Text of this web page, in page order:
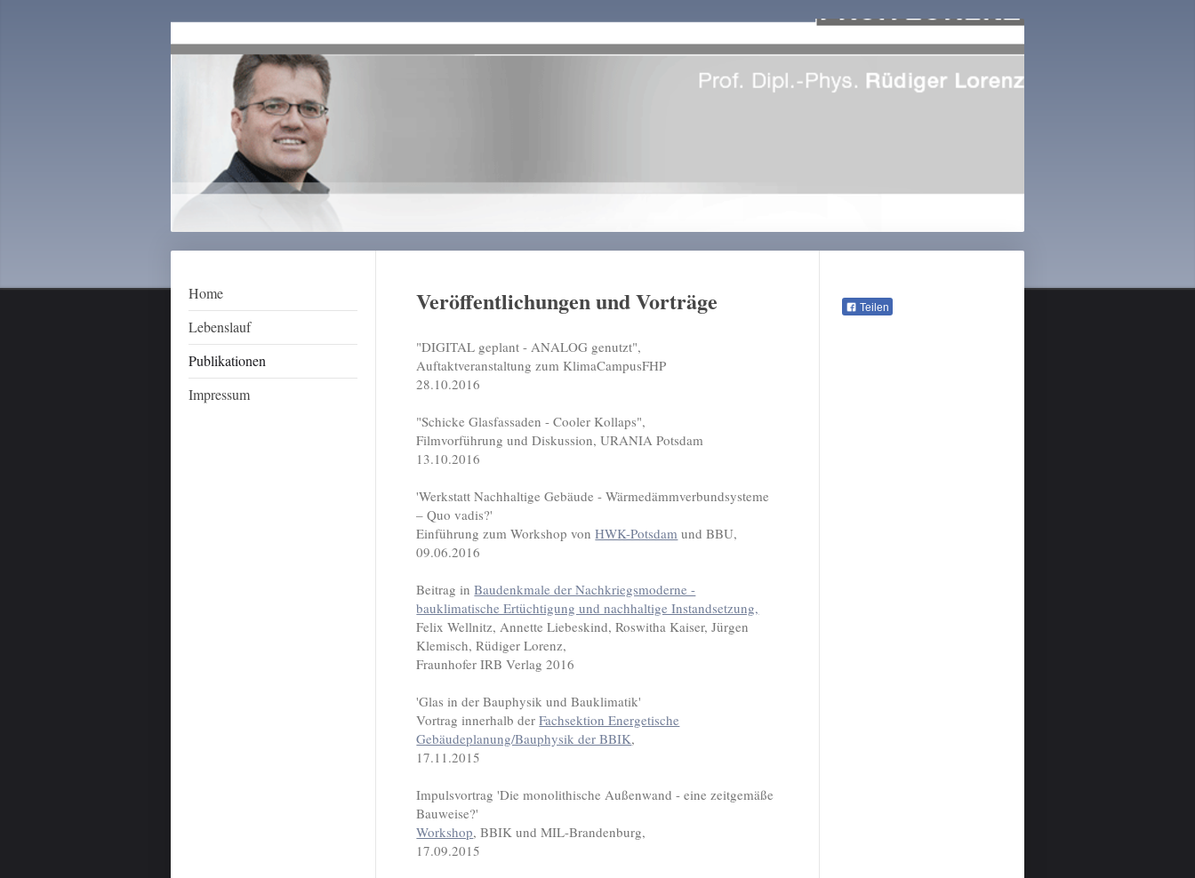
Home
Lebenslauf
Publikationen
Impressum
Veröffentlichungen und Vorträge
"DIGITAL geplant - ANALOG genutzt",
Auftaktveranstaltung zum KlimaCampusFHP
28.10.2016
"Schicke Glasfassaden - Cooler Kollaps",
Filmvorführung und Diskussion, URANIA Potsdam
13.10.2016
'Werkstatt Nachhaltige Gebäude - Wärmedämmverbundsysteme
– Quo vadis?'
Einführung zum Workshop vonHWK-Potsdam und BBU,
09.06.2016
Beitrag inBaudenkmale der Nachkriegsmoderne -
bauklimatische Ertüchtigung und nachhaltige Instandsetzung,
Felix Wellnitz, Annette Liebeskind, Roswitha Kaiser, Jürgen
Klemisch, Rüdiger Lorenz,
Fraunhofer IRB Verlag 2016
'Glas in der Bauphysik und Bauklimatik'
Vortrag innerhalb derFachsektion Energetische
Gebäudeplanung/Bauphysik der BBIK,
17.11.2015
Impulsvortrag 'Die monolithische Außenwand - eine zeitgemäße
Bauweise?'
Workshop, BBIK und MIL-Brandenburg,
17.09.2015
Teilen